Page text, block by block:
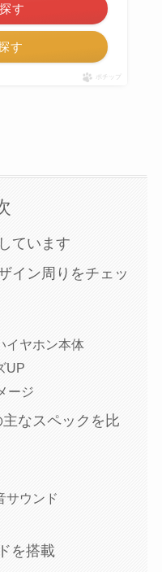
す
す
ポチップ
ています
イン周りをチェッ
イヤホン本体
UP
ージ
なスペックを比
サウンド
を搭載